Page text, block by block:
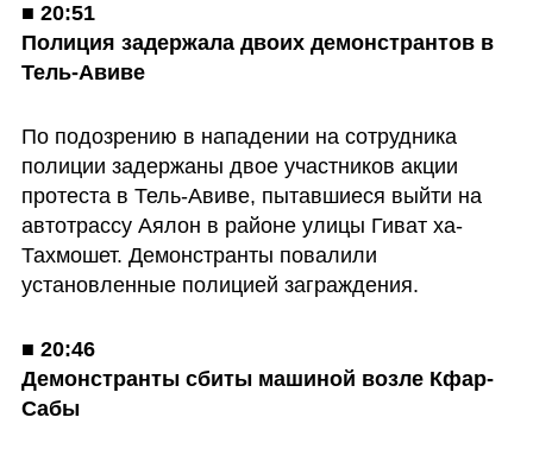
■ 20:51
Полиция задержала двоих демонстрантов в
Тель-Авиве
По подозрению в нападении на сотрудника
полиции задержаны двое участников акции
протеста в Тель-Авиве, пытавшиеся выйти на
автотрассу Аялон в районе улицы Гиват ха-
Тахмошет. Демонстранты повалили
установленные полицией заграждения.
■ 20:46
Демонстранты сбиты машиной возле Кфар-
Сабы